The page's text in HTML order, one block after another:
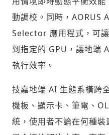
動調校。同時，AORUS
Selector 應用程式，可
到指定的 GPU，讓地端
執行效率。
技嘉地端 AI 生態系橫跨
機板、顯示卡、筆電、
統，使用者不論在何種